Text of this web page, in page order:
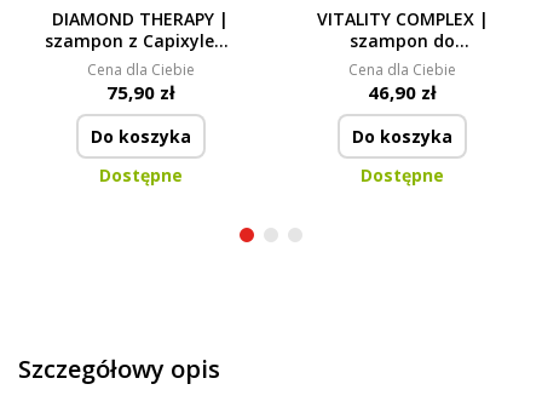
DIAMOND THERAPY |
szampon z Capixylem,
Kofeiną, Keratyną &
Betainą | dla wzrostu
włosów
Cena dla Ciebie
75,90 zł
Do koszyka
Dostępne
VITALITY COMPLEX |
szampon do
codziennego użytku z
Keratyną & proteinami
Pszenicy | odżywienie &
wzmocnienie włosów
Cena dla Ciebie
46,90 zł
Do koszyka
Dostępne
Szczegółowy opis